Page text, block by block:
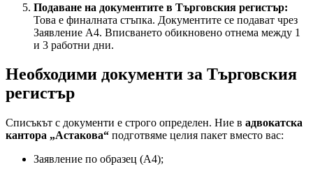
Подаване на документите в Търговския регистър:
Това е финалната стъпка. Документите се подават чрез
Заявление А4. Вписването обикновено отнема между 1
и 3 работни дни.
Необходими документи за Търговския
регистър
Списъкът с документи е строго определен. Ние в адвокатска
кантора „Астакова“ подготвяме целия пакет вместо вас:
Заявление по образец (А4);